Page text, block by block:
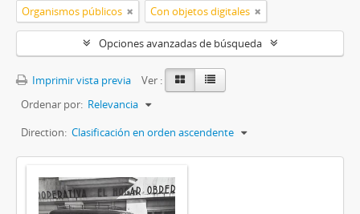
Organismos públicos Con objetos digitales
Opciones avanzadas de búsqueda
Imprimir vista previa
Ver :
Ordenar por: Relevancia
Direction: Clasificación en orden ascendente